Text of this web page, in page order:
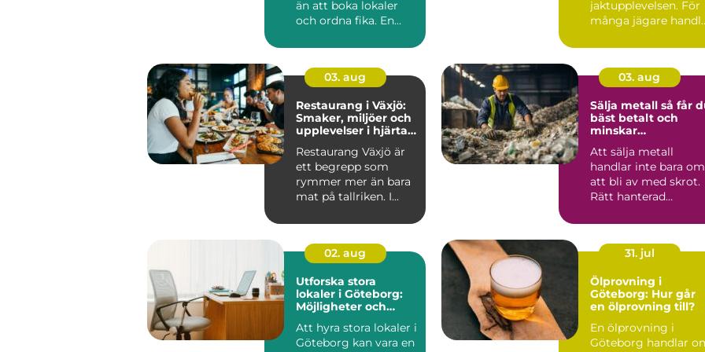
än att boka lokaler
och ordna fika. En
jaktupplevelsen. För
många jägare
mest pr...
03. aug
Restaurang i Växjö:
Smaker, miljöer och
upplevelser i hjärtat
Restaurang Växjö är
ett begrepp som
rymmer mer än bara
mat på tallriken. I...
03. aug
Sälja metall så får du
bäst betalt och
minskar
Att sälja metall
handlar inte bara om
att bli av med skrot.
Rätt hanterad
vär...
02. aug
Utforska stora
lokaler i Göteborg:
Möjligheter och
Att hyra stora lokaler i
Göteborg kan vara en
31. jul
Ölprovning i
Göteborg: Hur går
en ölprovning till?
En ölprovning i
Göteborg handlar